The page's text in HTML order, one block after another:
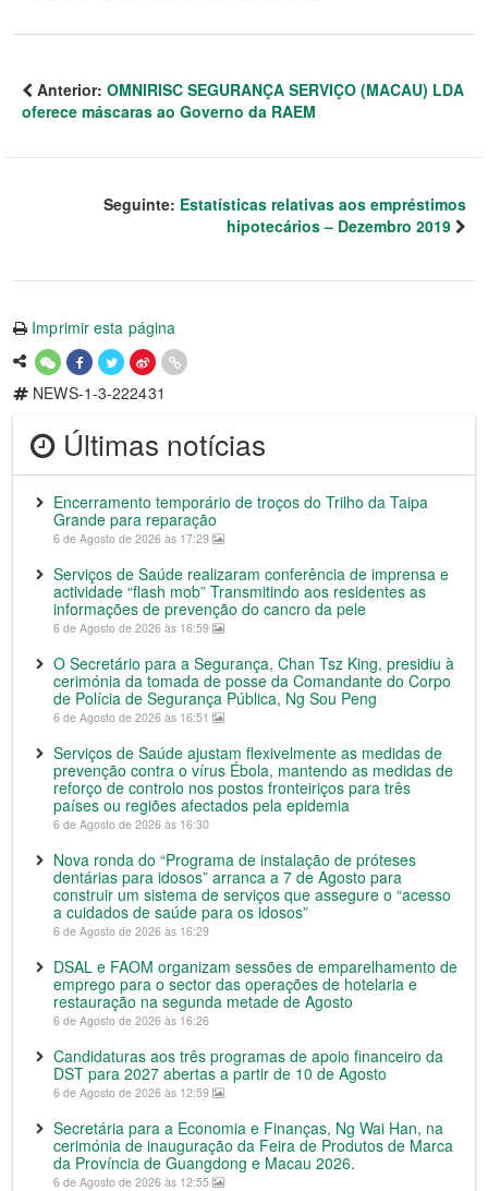
Anterior: OMNIRISC SEGURANÇA SERVIÇO (MACAU) LDA
oferece máscaras ao Governo da RAEM
Seguinte: Estatísticas relativas aos empréstimos
hipotecários – Dezembro 2019
Imprimir esta página
NEWS-1-3-222431
Últimas notícias
Encerramento temporário de troços do Trilho da Taipa
Grande para reparação
6 de Agosto de 2026 às 17:29
Serviços de Saúde realizaram conferência de imprensa e
actividade “flash mob” Transmitindo aos residentes as
informações de prevenção do cancro da pele
6 de Agosto de 2026 às 16:59
O Secretário para a Segurança, Chan Tsz King, presidiu à
cerimónia da tomada de posse da Comandante do Corpo
de Polícia de Segurança Pública, Ng Sou Peng
6 de Agosto de 2026 às 16:51
Serviços de Saúde ajustam flexivelmente as medidas de
prevenção contra o vírus Ébola, mantendo as medidas de
reforço de controlo nos postos fronteiriços para três
países ou regiões afectados pela epidemia
6 de Agosto de 2026 às 16:30
Nova ronda do “Programa de instalação de próteses
dentárias para idosos” arranca a 7 de Agosto para
construir um sistema de serviços que assegure o “acesso
a cuidados de saúde para os idosos”
6 de Agosto de 2026 às 16:29
DSAL e FAOM organizam sessões de emparelhamento de
emprego para o sector das operações de hotelaria e
restauração na segunda metade de Agosto
6 de Agosto de 2026 às 16:26
Candidaturas aos três programas de apoio financeiro da
DST para 2027 abertas a partir de 10 de Agosto
6 de Agosto de 2026 às 12:59
Secretária para a Economia e Finanças, Ng Wai Han, na
cerimónia de inauguração da Feira de Produtos de Marca
da Província de Guangdong e Macau 2026.
6 de Agosto de 2026 às 12:55